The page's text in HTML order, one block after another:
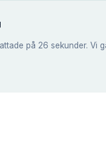
på 26 sekunder. Vi